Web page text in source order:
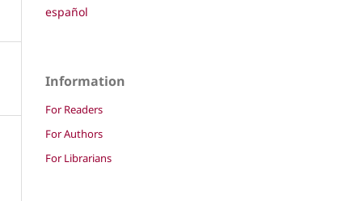
español
Information
For Readers
For Authors
For Librarians